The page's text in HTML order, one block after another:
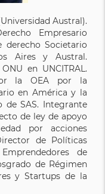
Austral).
Empresario
derecho Societario
Aires y Austral.
en UNCITRAL.
la OEA por la
en América y la
SAS. Integrante
de ley de apoyo
por acciones
de Políticas
de
de Régimen
y Startups de la